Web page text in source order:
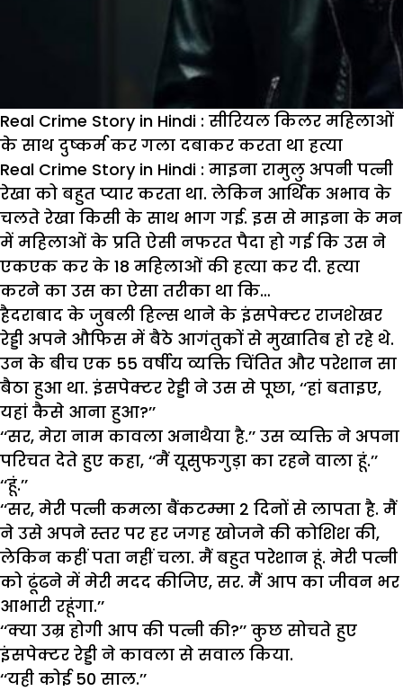
Real Crime Story in Hindi : सीरियल किलर महिलाओं
के साथ दुष्कर्म कर गला दबाकर करता था हत्या
Real Crime Story in Hindi : माइना रामुलु अपनी पत्नी
रेखा को बहुत प्यार करता था. लेकिन आर्थिक अभाव के
चलते रेखा किसी के साथ भाग गई. इस से माइना के मन
में महिलाओं के प्रति ऐसी नफरत पैदा हो गई कि उस ने
एकएक कर के 18 महिलाओं की हत्या कर दी. हत्या
करने का उस का ऐसा तरीका था कि…
हैदराबाद के जुबली हिल्स थाने के इंसपेक्टर राजशेखर
रेड्डी अपने औफिस में बैठे आगंतुकों से मुखातिब हो रहे थे.
उन के बीच एक 55 वर्षीय व्यक्ति चिंतित और परेशान सा
बैठा हुआ था. इंसपेक्टर रेड्डी ने उस से पूछा, ‘‘हां बताइए,
यहां कैसे आना हुआ?’’
‘‘सर, मेरा नाम कावला अनाथैया है.’’ उस व्यक्ति ने अपना
परिचत देते हुए कहा, ‘‘मैं यूसुफगुड़ा का रहने वाला हूं.’’
‘‘हूं.’’
‘‘सर, मेरी पत्नी कमला बैंकटम्मा 2 दिनों से लापता है. मैं
ने उसे अपने स्तर पर हर जगह खोजने की कोशिश की,
लेकिन कहीं पता नहीं चला. मैं बहुत परेशान हूं. मेरी पत्नी
को ढूंढने में मेरी मदद कीजिए, सर. मैं आप का जीवन भर
आभारी रहूंगा.’’
‘‘क्या उम्र होगी आप की पत्नी की?’’ कुछ सोचते हुए
इंसपेक्टर रेड्डी ने कावला से सवाल किया.
‘‘यही कोई 50 साल.’’